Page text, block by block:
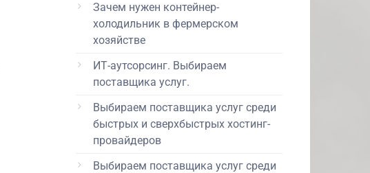
Зачем нужен контейнер-
холодильник в фермерском
хозяйстве
ИТ-аутсорсинг. Выбираем
поставщика услуг.
Выбираем поставщика услуг среди
быстрых и сверхбыстрых хостинг-
провайдеров
Выбираем поставщика услуг среди